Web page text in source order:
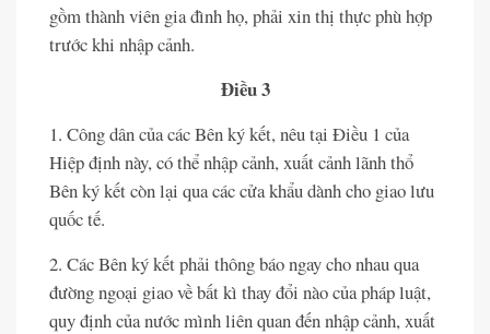
gồm thành viên gia đình họ, phải xin thị thực phù hợp
trước khi nhập cảnh.
Điều 3
1. Công dân của các Bên ký kết, nêu tại Điều 1 của
Hiệp định này, có thể nhập cảnh, xuất cảnh lãnh thổ
Bên ký kết còn lại qua các cửa khẩu dành cho giao lưu
quốc tế.
2. Các Bên ký kết phải thông báo ngay cho nhau qua
đường ngoại giao về bất kì thay đổi nào của pháp luật,
quy định của nước mình liên quan đến nhập cảnh, xuất